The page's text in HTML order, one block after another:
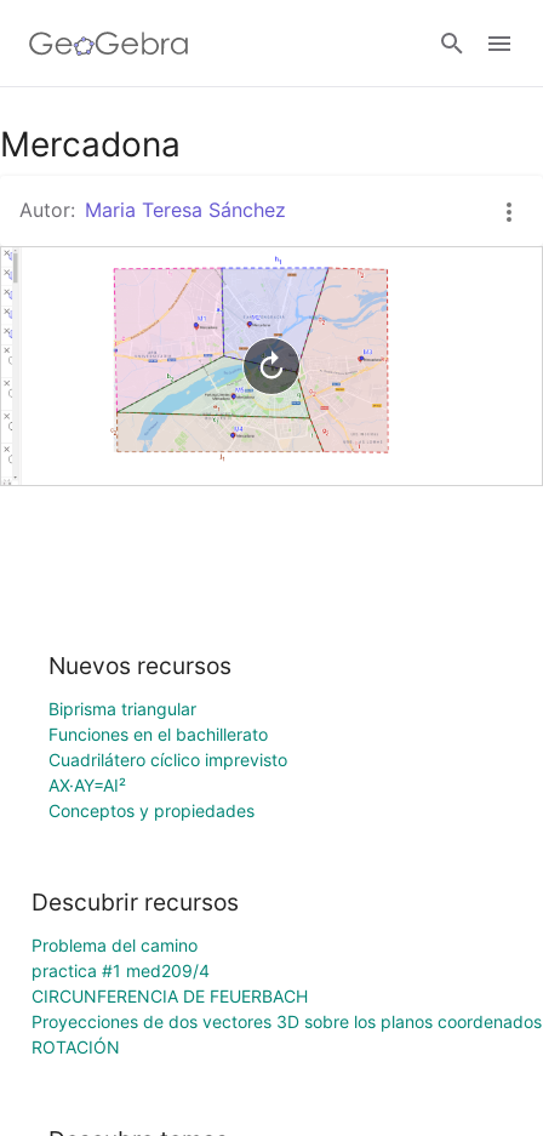
Google Classroom
GeoGebra Classroom
Abrir sesión
Mercadona
Autor: Maria Teresa Sánchez
Nuevos recursos
Biprisma triangular
Funciones en el bachillerato
Cuadrilátero cíclico imprevisto
AX·AY=AI²
Conceptos y propiedades
Descubrir recursos
Problema del camino
practica #1 med209/4
CIRCUNFERENCIA DE FEUERBACH
Proyecciones de dos vectores 3D sobre los planos coordenados
ROTACIÓN